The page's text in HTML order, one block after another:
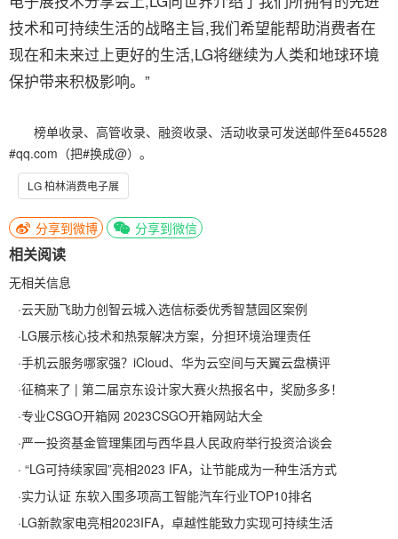
技术和可持续生活的战略主旨,我们希望能帮助消费者在
现在和未来过上更好的生活,LG将继续为人类和地球环境
保护带来积极影响。”
榜单收录、高管收录、融资收录、活动收录可发送邮件至645528
#qq.com（把#换成@）。
LG 柏林消费电子展
分享到微博 分享到微信
相关阅读
无相关信息
·云天励飞助力创智云城入选信标委优秀智慧园区案例
·LG展示核心技术和热泵解决方案，分担环境治理责任
·手机云服务哪家强？iCloud、华为云空间与天翼云盘横评
·征稿来了 | 第二届京东设计家大赛火热报名中，奖励多多！
·专业CSGO开箱网 2023CSGO开箱网站大全
·严一投资基金管理集团与西华县人民政府举行投资洽谈会
· “LG可持续家园”亮相2023 IFA，让节能成为一种生活方式
·实力认证 东软入围多项高工智能汽车行业TOP10排名
·LG新款家电亮相2023IFA，卓越性能致力实现可持续生活